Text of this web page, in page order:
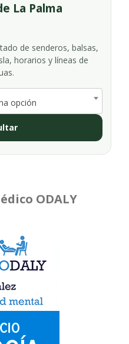
La Palma
de senderos, balsas,
horarios y líneas de
opción
ODALY